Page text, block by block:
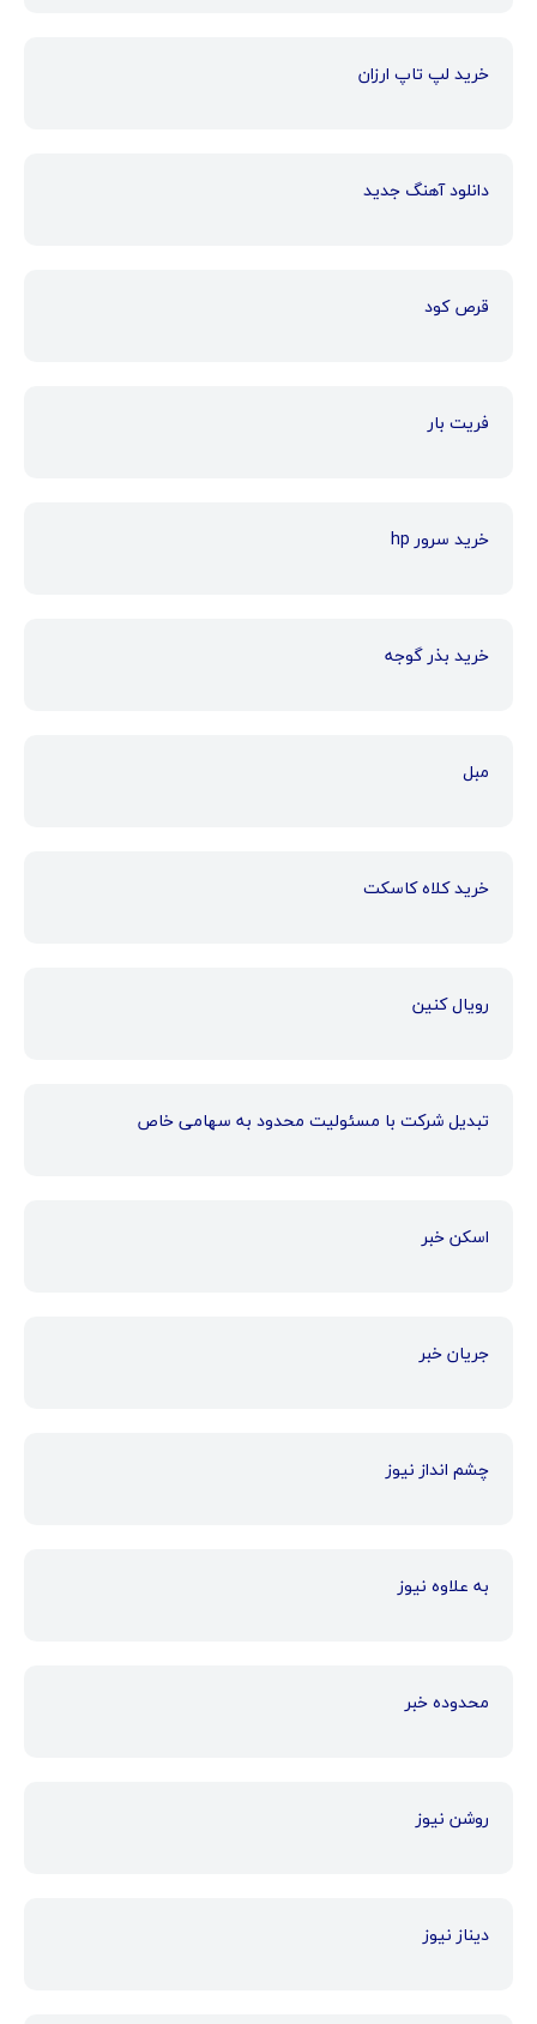
خرید لپ تاپ ارزان
دانلود آهنگ جدید
قرص کود
فریت بار
خرید سرور hp
خرید بذر گوجه
مبل
خرید کلاه کاسکت
رویال کنین
تبدیل شرکت با مسئولیت محدود به سهامی خاص
اسکن خبر
جریان خبر
چشم انداز نیوز
به علاوه نیوز
محدوده خبر
روشن نیوز
دیناز نیوز